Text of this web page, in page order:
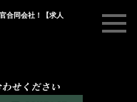
合同会社！【求人